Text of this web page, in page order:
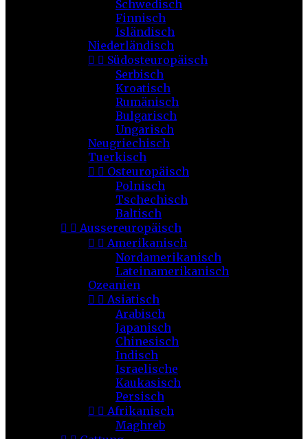
Schwedisch
Finnisch
Isländisch
Niederländisch
  Südosteuropäisch
Serbisch
Kroatisch
Rumänisch
Bulgarisch
Ungarisch
Neugriechisch
Tuerkisch
  Osteuropäisch
Polnisch
Tschechisch
Baltisch
  Aussereuropäisch
  Amerikanisch
Nordamerikanisch
Lateinamerikanisch
Ozeanien
  Asiatisch
Arabisch
Japanisch
Chinesisch
Indisch
Israelische
Kaukasisch
Persisch
  Afrikanisch
Maghreb